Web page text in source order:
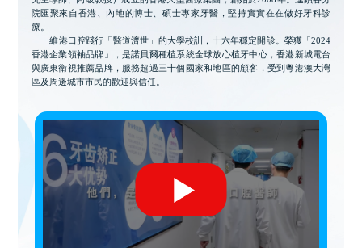
院匯聚來自香港、內地的博士、碩士專家牙醫，堅持實實在在做好牙科診
療。
維港口腔踐行「醫道濟世」的大學校訓，十六年穩定開診。榮獲「2024
香港企業領袖品牌」，是諾貝爾種植系統全球放心植牙中心，香港新城電台
與廣東衛視推薦品牌，服務超過三十個國家和地區的顧客，受到粵港澳大灣
區及周邊城市市民的歡迎與信任。